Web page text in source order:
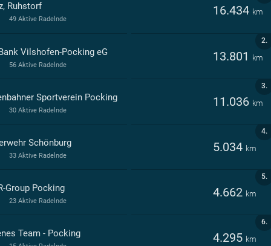
Ruhstorf 16.434 km
49 Aktive Radelnde
2.
Vilshofen-Pocking eG 13.801 km
56 Aktive Radelnde
3.
Sportverein Pocking 11.036 km
30 Aktive Radelnde
4.
Schönburg 5.034 km
33 Aktive Radelnde
5.
Group Pocking 4.662 km
23 Aktive Radelnde
6.
Team - Pocking 4.295 km